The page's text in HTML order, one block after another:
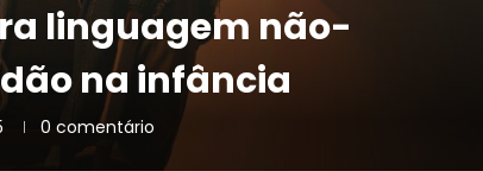
linguagem não-
na infância
0 comentário